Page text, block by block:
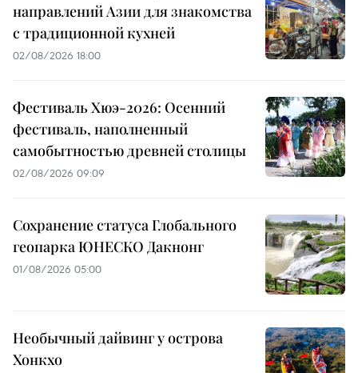
направлений Азии для знакомства
с традиционной кухней
02/08/2026 18:00
Фестиваль Хюэ-2026: Осенний
фестиваль, наполненный
самобытностью древней столицы
02/08/2026 09:09
Сохранение статуса Глобального
геопарка ЮНЕСКО Дакнонг
01/08/2026 05:00
Необычный дайвинг у острова
Хонкхо